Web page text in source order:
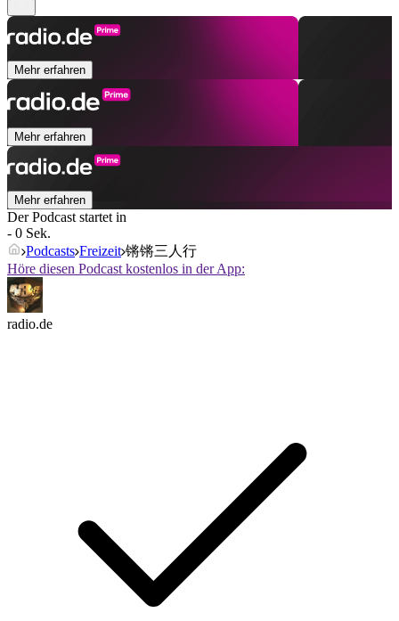
Mehr erfahren
Mehr erfahren
Mehr erfahren
Der Podcast startet in
- 0 Sek.
Podcasts Freizeit 锵锵三人行
Höre diesen Podcast kostenlos in der App:
radio.de